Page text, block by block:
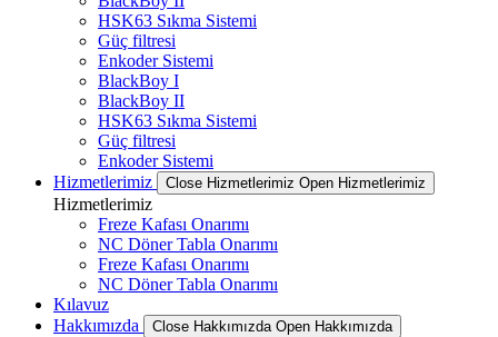
HSK63 Sıkma Sistemi
Güç filtresi
Enkoder Sistemi
BlackBoy I
BlackBoy II
HSK63 Sıkma Sistemi
Güç filtresi
Enkoder Sistemi
Hizmetlerimiz
Close Hizmetlerimiz Open Hizmetlerimiz
Hizmetlerimiz
Freze Kafası Onarımı
NC Döner Tabla Onarımı
Freze Kafası Onarımı
NC Döner Tabla Onarımı
Kılavuz
Hakkımızda
Close Hakkımızda Open Hakkımızda